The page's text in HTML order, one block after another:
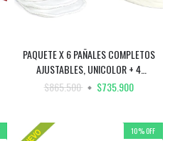
PAQUETE X 6 PAÑALES COMPLETOS
AJUSTABLES, UNICOLOR + 4
ABSORBENTES + 2 SUPER
$865.500 $735.900
10% OFF